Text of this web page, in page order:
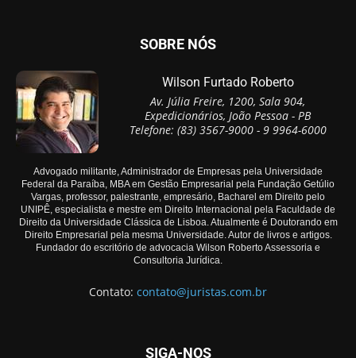
SOBRE NÓS
Wilson Furtado Roberto
Av. Júlia Freire, 1200, Sala 904,
Expedicionários, João Pessoa - PB
Telefone: (83) 3567-9000 - 9 9964-6000
Advogado militante, Administrador de Empresas pela Universidade
Federal da Paraíba, MBA em Gestão Empresarial pela Fundação Getúlio
Vargas, professor, palestrante, empresário, Bacharel em Direito pelo
UNIPÊ, especialista e mestre em Direito Internacional pela Faculdade de
Direito da Universidade Clássica de Lisboa. Atualmente é Doutorando em
Direito Empresarial pela mesma Universidade. Autor de livros e artigos.
Fundador do escritório de advocacia Wilson Roberto Assessoria e
Consultoria Jurídica.
Contato: contato@juristas.com.br
SIGA-NOS